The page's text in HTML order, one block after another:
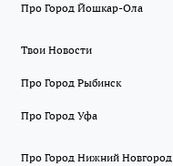
Про Город Йошкар-Ола
Твои Новости
Про Город Рыбинск
Про Город Уфа
Про Город Нижний Новгород